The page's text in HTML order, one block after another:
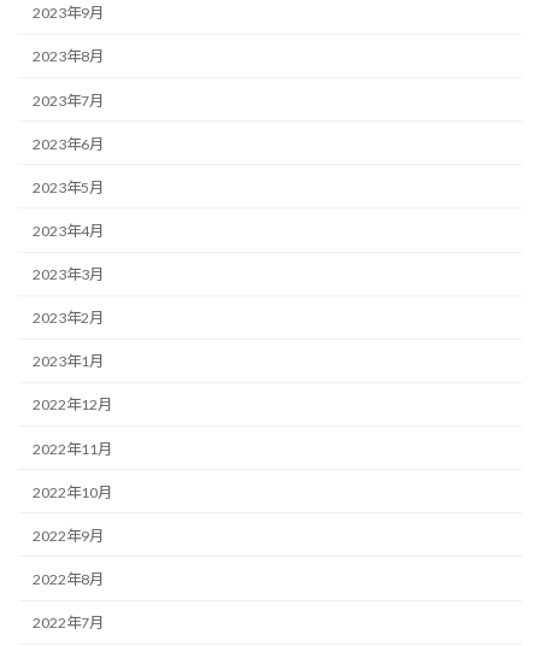
2023年9月
2023年8月
2023年7月
2023年6月
2023年5月
2023年4月
2023年3月
2023年2月
2023年1月
2022年12月
2022年11月
2022年10月
2022年9月
2022年8月
2022年7月